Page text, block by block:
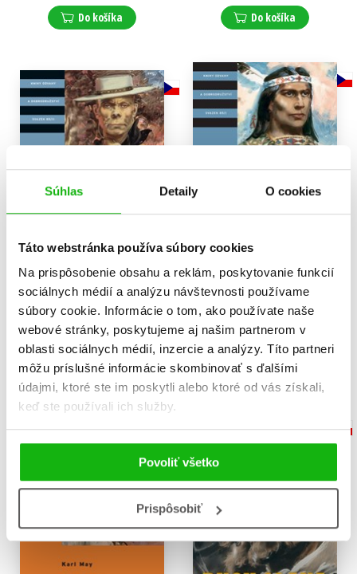
Súhlas Detaily O cookies
Táto webstránka používa súbory cookies
Na prispôsobenie obsahu a reklám, poskytovanie funkcií
sociálnych médií a analýzu návštevnosti používame
súbory cookie. Informácie o tom, ako používate naše
webové stránky, poskytujeme aj našim partnerom v
oblasti sociálnych médií, inzercie a analýzy. Títo partneri
môžu príslušné informácie skombinovať s ďalšími
údajmi, ktoré ste im poskytli alebo ktoré od vás získali,
keď ste používali ich služby.
Povoliť všetko
Prispôsobiť
Do košíka Do košíka
Vinnetou - Rudý gentleman
Karl May
16,99 €
Do košíka
Vinnetou
Karl May
16,99 €
Do košíka